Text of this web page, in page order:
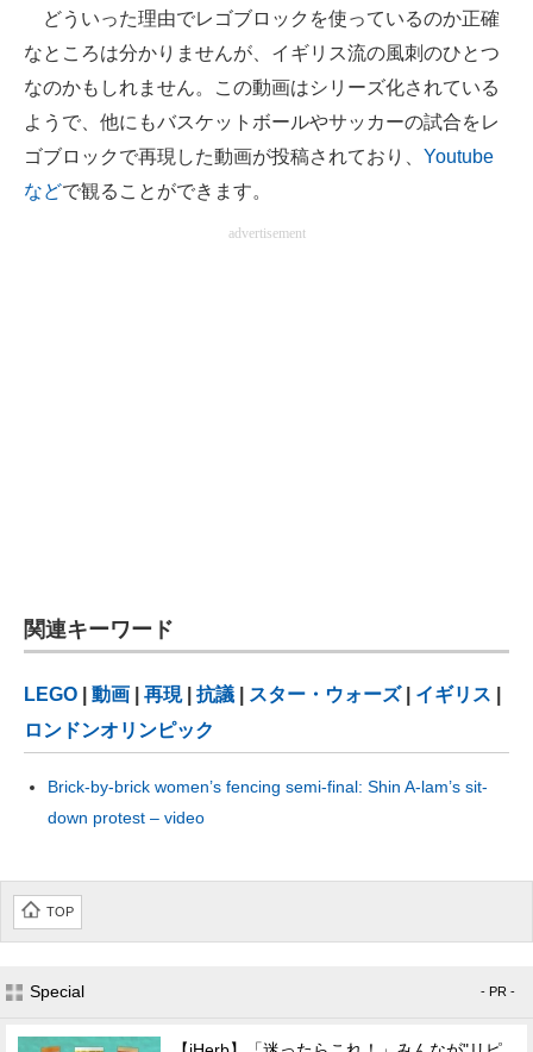
どういった理由でレゴブロックを使っているのか正確
なところは分かりませんが、イギリス流の風刺のひとつ
なのかもしれません。この動画はシリーズ化されている
ようで、他にもバスケットボールやサッカーの試合をレ
ゴブロックで再現した動画が投稿されており、 Youtube
などで観ることができます。
advertisement
関連キーワード
LEGO 動画 再現| 抗議 スター・ウォーズ| イギリス
ロンドンオリンピック
Brick-by-brick women’s fencing semi-final: Shin A-lam’s sit-
down protest – video
TOP
Special - PR -